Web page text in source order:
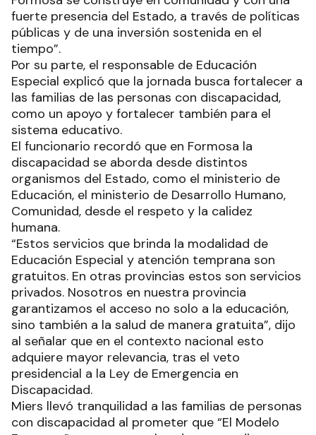
fuerte presencia del Estado, a través de políticas
públicas y de una inversión sostenida en el
tiempo”.
Por su parte, el responsable de Educación
Especial explicó que la jornada busca fortalecer a
las familias de las personas con discapacidad,
como un apoyo y fortalecer también para el
sistema educativo.
El funcionario recordó que en Formosa la
discapacidad se aborda desde distintos
organismos del Estado, como el ministerio de
Educación, el ministerio de Desarrollo Humano,
Comunidad, desde el respeto y la calidez
humana.
“Estos servicios que brinda la modalidad de
Educación Especial y atención temprana son
gratuitos. En otras provincias estos son servicios
privados. Nosotros en nuestra provincia
garantizamos el acceso no solo a la educación,
sino también a la salud de manera gratuita”, dijo
al señalar que en el contexto nacional esto
adquiere mayor relevancia, tras el veto
presidencial a la Ley de Emergencia en
Discapacidad.
Miers llevó tranquilidad a las familias de personas
con discapacidad al prometer que “El Modelo